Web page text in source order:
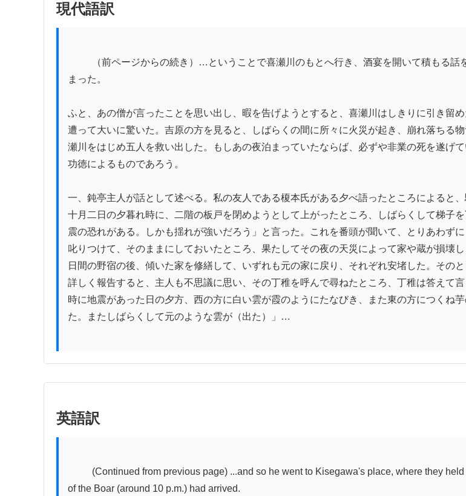
現代語訳
まった。
ふと、あの僧が言ったことを思い出し、暇を告げようとすると、喜瀬川はしきりに引き留
遭って大いに驚いた。吉原の方を見ると、しばらくの間に所々に火災が起き、崩れ落ちる
瀬川をはじめ五人を救い出した。もしあの夜泊まっていたならば、必ずや非業の死を遂げ
功徳によるものであろう。
一、鈍亭主人が話として述べる。私の友人である榎本氏がある夕べ語ったところによると
十月二日の夕暮れ時に、二階の板戸を閉めようとして上がったところ、しばらくして梯子
震の恐れがある。しかも揺れが強いだろう」と言った。これを番頭が聞いて、とりあわず
叱りつけて、そのままにしておいたところ、果たしてその夜の天災によって家や蔵が損壊
日間の野宿の後、傾いた家を修繕して、いずれも元の家に戻り、それぞれ安堵した。その
詳しく報告すると、主人も不思議に思い、その丁稚を呼んで尋ねたところ、丁稚は答えて
時に地震があった日の夕方、西の方に白い雲が霞のようにたなびき、また東の方につくね
た。またしばらくして元のような雲が（出た）」…
英語訳
of the Boar (around 10 p.m.) had arrived.